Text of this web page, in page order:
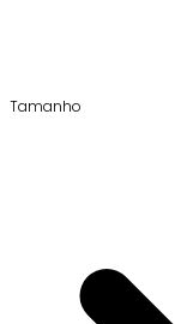
Tamanho